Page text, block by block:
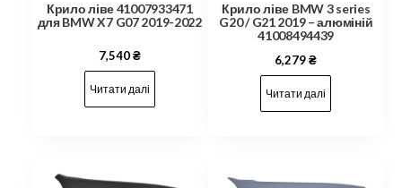
Крило ліве 41007933471
для BMW X7 G07 2019-2022
7,540₴
Читати далі
Крило ліве BMW 3 series
G20 / G21 2019 – алюміній
41008494439
6,279₴
Читати далі